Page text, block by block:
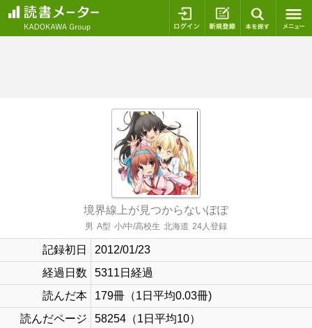
ログイン 新規登録
境界線上が見つからないぽぽ
男 A型 小/中/高校生 北海道 24人登録
記録初日
2012/01/23
経過日数
5311日経過
読んだ本
179冊（1日平均0.03冊)
読んだページ
58254（1日平均10）